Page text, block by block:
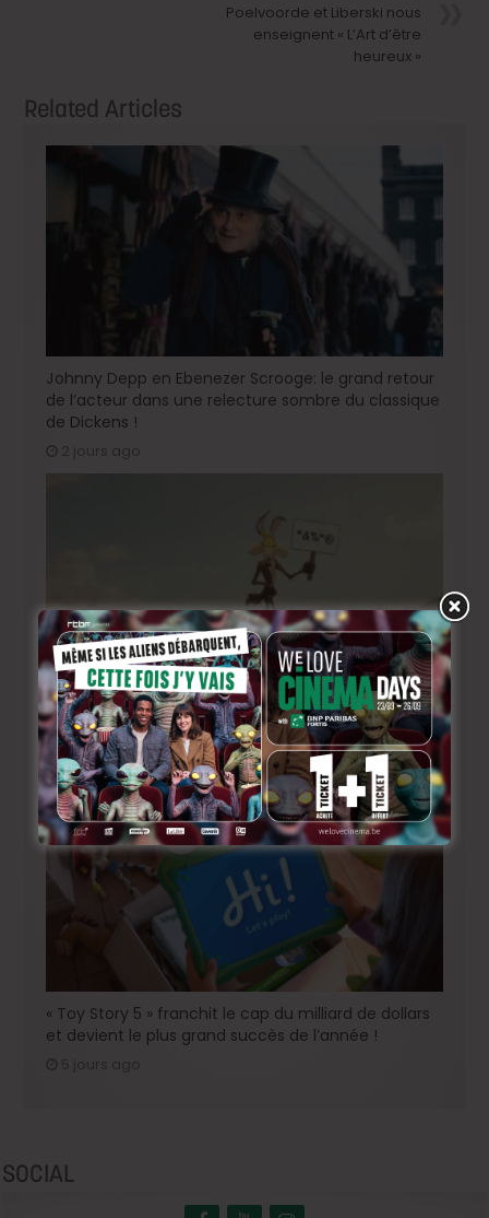
Poelvoorde et Liberski nous
enseignent « L’Art d’être
heureux »
Related Articles
Johnny Depp en Ebenezer Scrooge: le grand retour
de l’acteur dans une relecture sombre du classique
de Dickens !
2 jours ago
« Coyote vs. Acme », le film maudit de Hollywood a
enfin une date de sortie !
4 jours ago
« Toy Story 5 » franchit le cap du milliard de dollars
et devient le plus grand succès de l’année !
SOCIAL